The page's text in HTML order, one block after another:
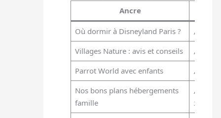
Ancre
Où dormir à Disneyland Paris ? /
Villages Nature : avis et conseils /
Parrot World avec enfants /
Nos bons plans hébergements
famille
/
idf/